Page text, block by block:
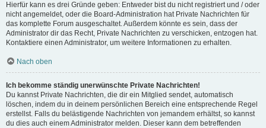
Hierfür kann es drei Gründe geben: Entweder bist du nicht registriert und / oder
nicht angemeldet, oder die Board-Administration hat Private Nachrichten für
das komplette Forum ausgeschaltet. Außerdem könnte es sein, dass der
Administrator dir das Recht, Private Nachrichten zu verschicken, entzogen hat.
Kontaktiere einen Administrator, um weitere Informationen zu erhalten.
Nach oben
Ich bekomme ständig unerwünschte Private Nachrichten!
Du kannst Private Nachrichten, die dir ein Mitglied sendet, automatisch
löschen, indem du in deinem persönlichen Bereich eine entsprechende Regel
erstellst. Falls du belästigende Nachrichten von jemandem erhältst, so kannst
du dies auch einem Administrator melden. Dieser kann dem betreffenden